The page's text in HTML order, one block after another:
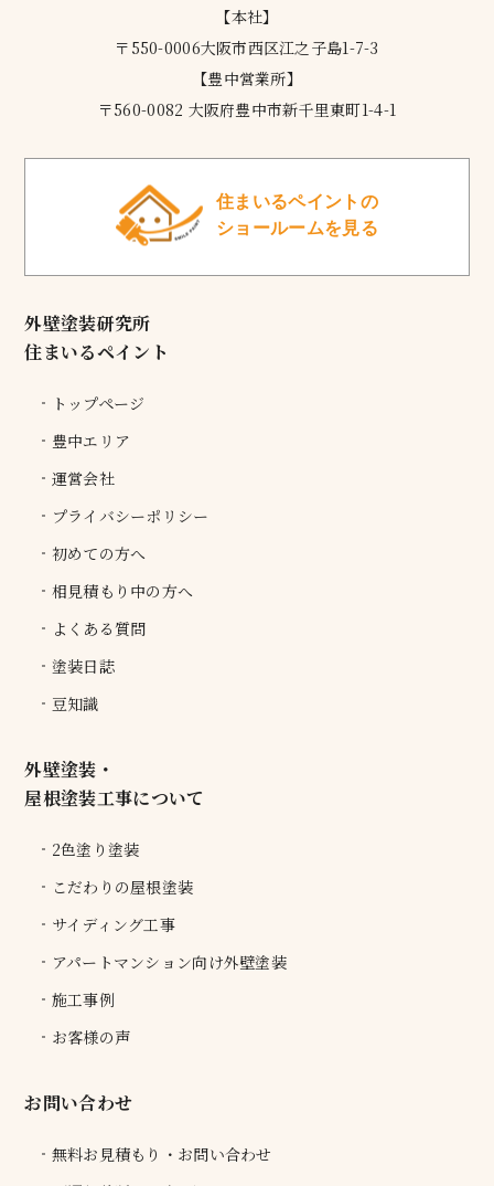
【本社】
〒550-0006大阪市西区江之子島1-7-3
【豊中営業所】
〒560-0082 大阪府豊中市新千里東町1-4-1
住まいるペイントの
ショールームを見る
外壁塗装研究所
住まいるペイント
トップページ
豊中エリア
運営会社
プライバシーポリシー
初めての方へ
相見積もり中の方へ
よくある質問
塗装日誌
豆知識
外壁塗装・
屋根塗装工事について
2色塗り塗装
こだわりの屋根塗装
サイディング工事
アパートマンション向け外壁塗装
施工事例
お客様の声
お問い合わせ
無料お見積もり・お問い合わせ